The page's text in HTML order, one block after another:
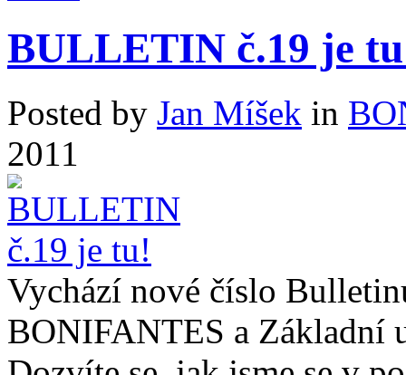
BULLETIN č.19 je
Posted by Jan Míšek in
2011
Vychází nové číslo
BONIFANTES a Základní